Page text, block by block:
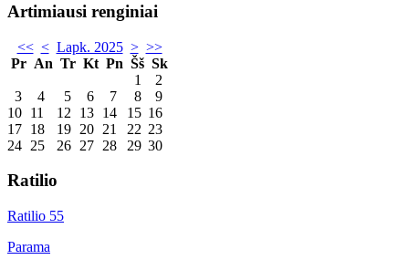
Artimiausi renginiai
<< < Lapk. 2025 > >>
Pr An Tr Kt Pn Šš Sk
1
2
3
4 5 6 7 8
9
10 11 12 13 14 15 16
17 18 19 20 21 22 23
24 25 26 27 28 29 30
Ratilio
Ratilio 55
Parama